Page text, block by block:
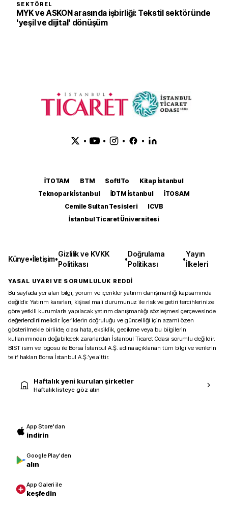
SEKTÖREL
MYK ve ASKON arasında işbirliği: Tekstil sektöründe
'yeşil ve dijital' dönüşüm
• • • •
İTOTAM BTM SoftITo
Kitap İstanbul
Teknopark İstanbul
İDTM İstanbul
İTOSAM
Cemile Sultan Tesisleri
ICVB
İstanbul Ticaret Üniversitesi
Künye•İletişim•
Gizlilik ve KVKK
Politikası
•
Doğrulama
Politikası
•
Yayın
İlkeleri
YASAL UYARI VE SORUMLULUK REDDİ
Bu sayfada yer alan bilgi, yorum ve içerikler yatırım danışmanlığı kapsamında
değildir. Yatırım kararları, kişisel mali durumunuz ile risk ve getiri tercihlerinize
göre yetkili kurumlarla yapılacak yatırım danışmanlığı sözleşmesi çerçevesinde
değerlendirilmelidir. İçeriklerin doğruluğu ve güncelliği için azami özen
gösterilmekle birlikte, olası hata, eksiklik, gecikme veya bu bilgilerin
kullanımından doğabilecek zararlardan İstanbul Ticaret Odası sorumlu değildir.
BIST isim ve logosu ile Borsa İstanbul A.Ş. adına açıklanan tüm bilgi ve verilerin
telif hakları Borsa İstanbul A.Ş.’ye aittir.
Haftalık yeni kurulan şirketler
Haftalık listeye göz atın
App Store'dan
indirin
Google Play'den
alın
App Galeri ile
keşfedin